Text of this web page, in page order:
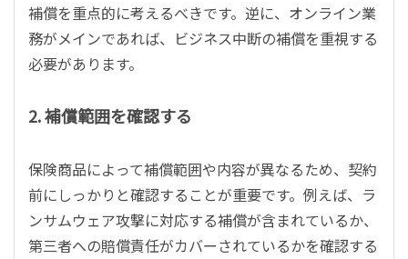
補償を重点的に考えるべきです。逆に、オンライン業
務がメインであれば、ビジネス中断の補償を重視する
必要があります。
2. 補償範囲を確認する
保険商品によって補償範囲や内容が異なるため、契約
前にしっかりと確認することが重要です。例えば、ラ
ンサムウェア攻撃に対応する補償が含まれているか、
第三者への賠償責任がカバーされているかを確認する